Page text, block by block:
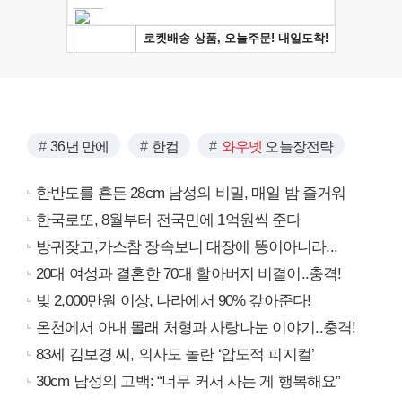
36년 만에 한컴 와우넷 오늘장전략
한반도를 흔든 28cm 남성의 비밀, 매일 밤 즐거워
한국로또, 8월부터 전국민에 1억원씩 준다
방귀잦고,가스참 장속보니 대장에 똥이아니라...
20대 여성과 결혼한 70대 할아버지 비결이..충격!
빚 2,000만원 이상, 나라에서 90% 갚아준다!
온천에서 아내 몰래 처형과 사랑나눈 이야기..충격!
83세 김보경 씨, 의사도 놀란 ‘압도적 피지컬’
30cm 남성의 고백: “너무 커서 사는 게 행복해요”